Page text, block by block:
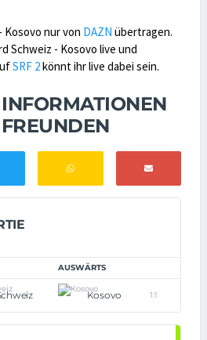
Kosovo nur von DAZN übertragen.
Schweiz - Kosovo live und
SRF 2könnt ihr live dabei sein.
AUSWÄRTS
Kosovo 1:1